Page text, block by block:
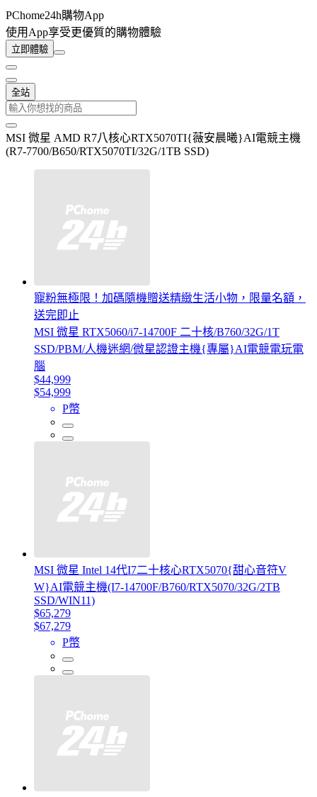
PChome24h購物App
使用App享受更優質的購物體驗
立即體驗
全站
MSI 微星 AMD R7八核心RTX5070TI{薇安晨曦}AI電競主機
(R7-7700/B650/RTX5070TI/32G/1TB SSD)
寵粉無極限！加碼隨機贈送精緻生活小物，限量名額，
送完即止
MSI 微星 RTX5060/i7-14700F 二十核/B760/32G/1T
SSD/PBM/人機迷網/微星認證主機{專屬}AI電競電玩電
腦
$44,999
$54,999
P幣
MSI 微星 Intel 14代I7二十核心RTX5070{甜心音符V
W}AI電競主機(I7-14700F/B760/RTX5070/32G/2TB
SSD/WIN11)
$65,279
$67,279
P幣